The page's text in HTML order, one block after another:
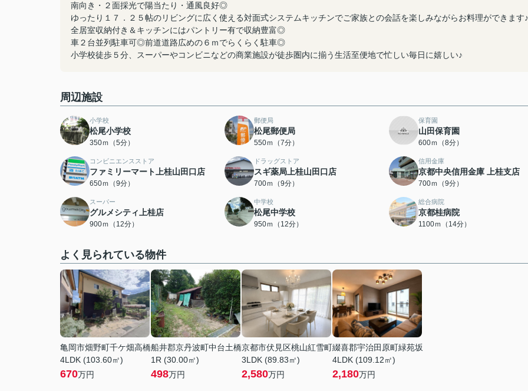
南向き・２面採光で陽当たり・通風良好◎
ゆったり１７．２５帖のリビングに広く使える対面式システムキッチンでご家族との会話を楽しみながらお料理ができます♪
全居室収納付き＆キッチンにはパントリー有で収納豊富◎
車２台並列駐車可◎前道道路広めの６ｍでらくらく駐車◎
小学校徒歩５分、スーパーやコンビニなどの商業施設が徒歩圏内に揃う生活至便地で忙しい毎日に嬉しい♪
周辺施設
小学校
松尾小学校
350ｍ（5分）
郵便局
松尾郵便局
550ｍ（7分）
保育園
山田保育園
600ｍ（8分）
コンビニエンスストア
ファミリーマート上桂山田口店
650ｍ（9分）
ドラッグストア
スギ薬局上桂山田口店
700ｍ（9分）
信用金庫
京都中央信用金庫 上桂支店
700ｍ（9分）
スーパー
グルメシティ上桂店
900ｍ（12分）
中学校
松尾中学校
950ｍ（12分）
総合病院
京都桂病院
1100ｍ（14分）
よく見られている物件
亀岡市畑野町千ケ畑高橋
4LDK (103.60㎡)
670万円
船井郡京丹波町中台土橋
1R (30.00㎡)
498万円
京都市伏見区桃山紅雪町
3LDK (89.83㎡)
2,580万円
綴喜郡宇治田原町緑苑坂
4LDK (109.12㎡)
2,180万円